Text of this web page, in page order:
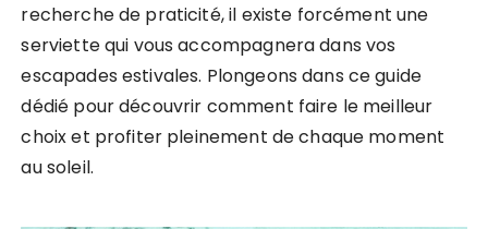
recherche de praticité, il existe forcément une
serviette qui vous accompagnera dans vos
escapades estivales. Plongeons dans ce guide
dédié pour découvrir comment faire le meilleur
choix et profiter pleinement de chaque moment
au soleil.